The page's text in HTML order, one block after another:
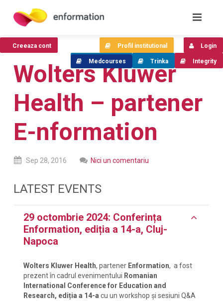
Wolters Kluwer
Health – partener
E-nformation
Sep 28, 2016 Nici un comentariu
LATEST EVENTS
29 octombrie 2024: Conferința
Enformation, ediția a 14-a, Cluj-
Napoca
Wolters Kluwer Health, partener Enformation, a fost
prezent în cadrul evenimentului Romanian
International Conference for Education and
Research, ediția a 14-a cu un workshop și sesiuni Q&A
Creeaza cont Login
Profil institutional
Integrity
Trinka
Medcourses